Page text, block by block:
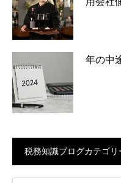
年の中
税務知識ブログカテゴリ